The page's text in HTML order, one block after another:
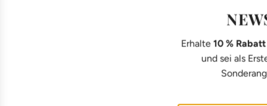
Erhalte 10 % Rabatt
und sei als